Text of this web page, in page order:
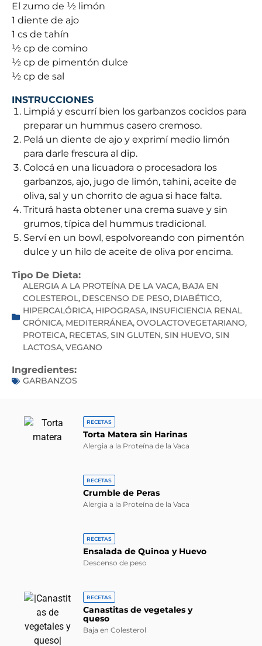
El zumo de ½ limón
1 diente de ajo
1 cs de tahín
½ cp de comino
½ cp de pimentón dulce
½ cp de sal
INSTRUCCIONES
Limpiá y escurrí bien los garbanzos cocidos para
preparar un hummus casero cremoso.
Pelá un diente de ajo y exprimí medio limón
para darle frescura al dip.
Colocá en una licuadora o procesadora los
garbanzos, ajo, jugo de limón, tahini, aceite de
oliva, sal y un chorrito de agua si hace falta.
Triturá hasta obtener una crema suave y sin
grumos, típica del hummus tradicional.
Serví en un bowl, espolvoreando con pimentón
dulce y un hilo de aceite de oliva por encima.
Tipo De Dieta:
ALERGIA A LA PROTEÍNA DE LA VACA, BAJA EN
COLESTEROL, DESCENSO DE PESO, DIABÉTICO,
HIPERCALÓRICA, HIPOGRASA, INSUFICIENCIA RENAL
CRÓNICA, MEDITERRÁNEA,OVOLACTOVEGETARIANO,
PROTEICA, RECETAS,SIN GLUTEN,SIN HUEVO,SIN
LACTOSA,VEGANO
Ingredientes:
GARBANZOS
RECETAS
Torta Matera sin Harinas
Alergia a la Proteína de la Vaca
RECETAS
Crumble de Peras
Alergia a la Proteína de la Vaca
RECETAS
Ensalada de Quinoa y Huevo
Descenso de peso
RECETAS
Canastitas de vegetales y
queso
Baja en Colesterol